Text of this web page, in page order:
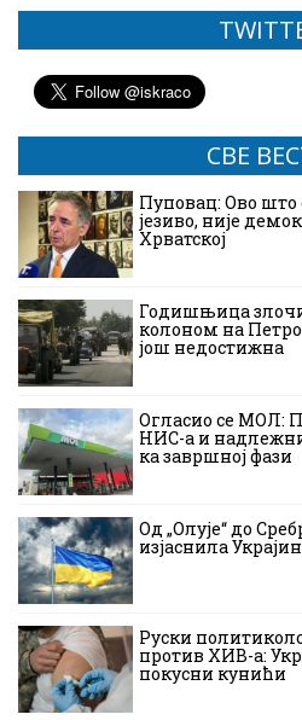
СВЕ
Пуповац: Ово што
језиво, није
Хрватској
Годишњица
колоном на
још недостижна
Огласио се МОЛ:
НИС-а и
ка завршној фази
Од „Олује“ до
изјаснила
Руски
против ХИВ-а:
покусни кунићи